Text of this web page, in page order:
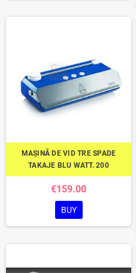
MAȘINĂ DE VID TRE SPADE
TAKAJE BLU WATT. 200
€159.00
BUY